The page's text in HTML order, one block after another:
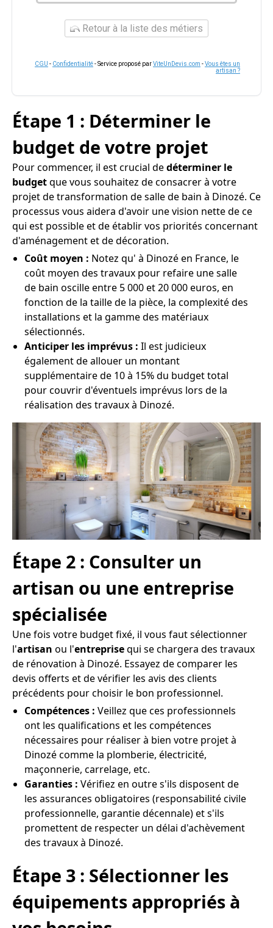
Retour à la liste des métiers
CGU - Confidentialité- Service proposé parViteUnDevis.com -Vous êtes un
artisan ?
Étape 1 : Déterminer le
budget de votre projet
Pour commencer, il est crucial dedéterminer le
budgetque vous souhaitez de consacrer à votre
projet de transformation de salle de bain à Dinozé. Ce
processus vous aidera d'avoir une vision nette de ce
qui est possible et de établir vos priorités concernant
d'aménagement et de décoration.
Coût moyen : Notez qu' à Dinozé en France, le
coût moyen des travaux pour refaire une salle
de bain oscille entre 5 000 et 20 000 euros, en
fonction de la taille de la pièce, la complexité des
installations et la gamme des matériaux
sélectionnés.
Anticiper les imprévus : Il est judicieux
également de allouer un montant
supplémentaire de 10 à 15% du budget total
pour couvrir d'éventuels imprévus lors de la
réalisation des travaux à Dinozé.
Étape 2 : Consulter un
artisan ou une entreprise
spécialisée
Une fois votre budget fixé, il vous faut sélectionner
l'artisan ou l'entreprisequi se chargera des travaux
de rénovation à Dinozé. Essayez de comparer les
devis offerts et de vérifier les avis des clients
précédents pour choisir le bon professionnel.
Compétences : Veillez que ces professionnels
ont les qualifications et les compétences
nécessaires pour réaliser à bien votre projet à
Dinozé comme la plomberie, électricité,
maçonnerie, carrelage, etc.
Garanties : Vérifiez en outre s'ils disposent de
les assurances obligatoires (responsabilité civile
professionnelle, garantie décennale) et s'ils
promettent de respecter un délai d'achèvement
des travaux à Dinozé.
Étape 3 : Sélectionner les
équipements appropriés à